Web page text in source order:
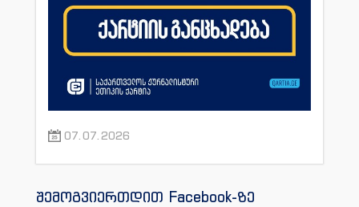
07.07.2026
შემოგვიერთდით Facebook-ზე